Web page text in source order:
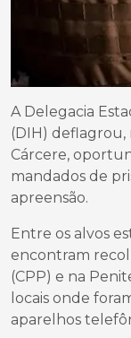
A Delegacia
(DIH) deflagrou,
Cárcere,
mandados de
apreensão.
Entre os alvos
encontram
(CPP) e na
locais onde
aparelhos